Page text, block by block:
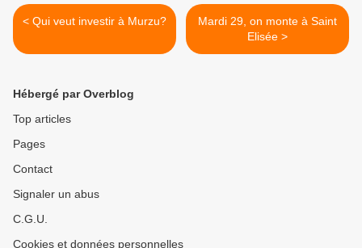
< Qui veut investir à Murzu?
Mardi 29, on monte à Saint
Elisée >
Hébergé par Overblog
Top articles
Pages
Contact
Signaler un abus
C.G.U.
Cookies et données personnelles